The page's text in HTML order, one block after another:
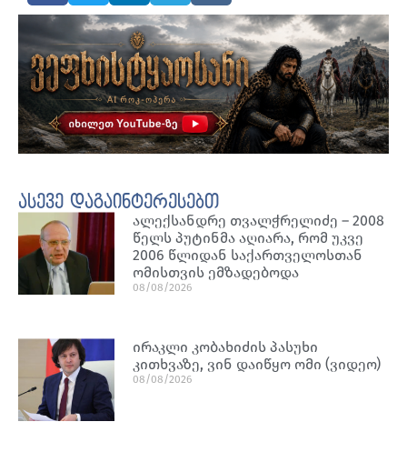
ასევე დაგაინტერესებთ
ალექსანდრე თვალჭრელიძე – 2008
წელს პუტინმა აღიარა, რომ უკვე
2006 წლიდან საქართველოსთან
ომისთვის ემზადებოდა
08/08/2026
ირაკლი კობახიძის პასუხი
კითხვაზე, ვინ დაიწყო ომი (ვიდეო)
08/08/2026